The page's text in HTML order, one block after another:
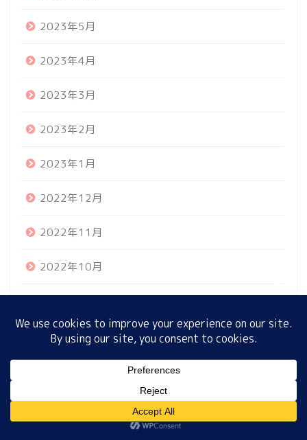
2023年5月
2023年4月
2023年3月
2023年2月
2023年1月
2022年12月
2022年11月
2022年10月
2022年8月
2022年6月
プロフィール サイトマップ